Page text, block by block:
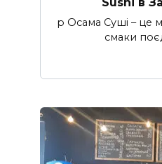
p Осама Суші – це
смаки